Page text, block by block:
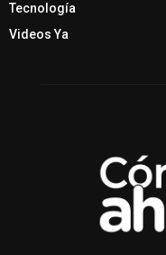
Tecnología
Videos Ya